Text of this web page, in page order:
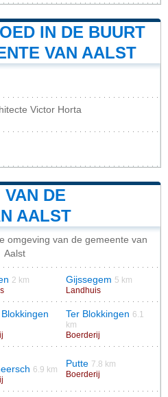
IN DE BUURT
VAN AALST
Victor Horta
DE
AALST
omgeving van de gemeente van
Aalst
2 km
Gijssegem 5 km
Landhuis
Ter Blokkingen 6.1
km
Boerderij
6.9 km
Putte 7.8 km
Boerderij